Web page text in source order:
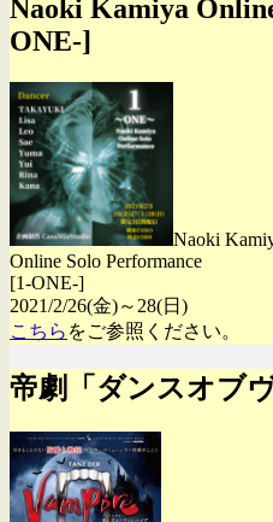
Naoki Kamiya
ONE-]
Naoki
Online Solo Performance
[1-ONE-]
2021/2/26(金)～28(日)
こちら をご参照ください。
帝劇「ダンスオブ